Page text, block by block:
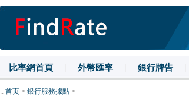
比率網首頁 外幣匯率 銀行牌告
:: 首页> 銀行服務據點>